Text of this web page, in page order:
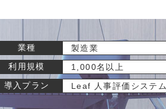
業種
製造業
利用規模
1,000名以上
導入プラン
Leaf 人事評価システム